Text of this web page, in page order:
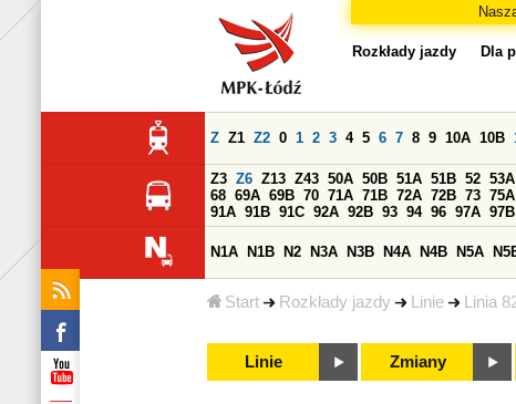
Start Rozkłady jazdy Linie Linia
Rozkłady jazdy Dla
Z Z1 Z2 0 1 2 3 4 5 6 7 8 9 10A 10B
Z3 Z6 Z13 Z43 50A 50B 51A 51B 52 53A
68 69A 69B 70 71A 71B 72A 72B 73 75A
91A 91B 91C 92A 92B 93 94 96 97A 97B
N1A N1B N2 N3A N3B N4A N4B N5A
Linie Zmiany